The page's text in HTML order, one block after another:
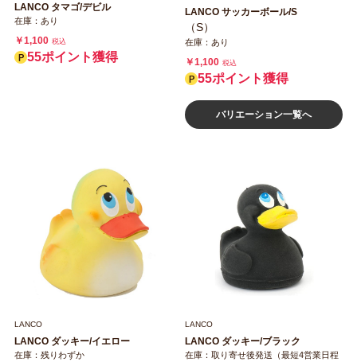
LANCO タマゴ/デビル
在庫：あり
￥1,100 税込
55ポイント獲得
LANCO サッカーボール/S
（S）
在庫：あり
￥1,100 税込
55ポイント獲得
バリエーション一覧へ
LANCO
LANCO ダッキー/イエロー
在庫：残りわずか
LANCO
LANCO ダッキー/ブラック
在庫：取り寄せ後発送（最短4営業日程